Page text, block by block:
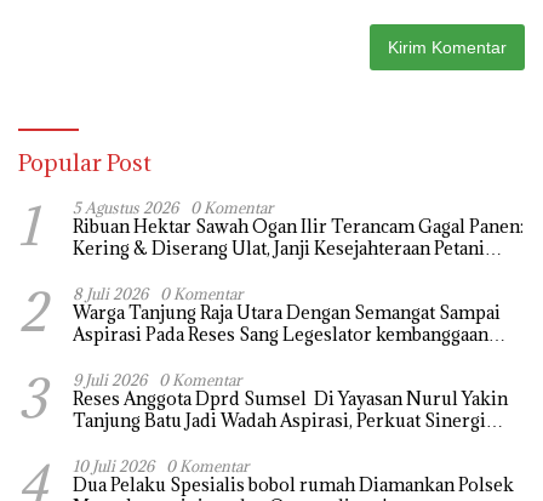
Popular Post
1 5 Agustus 2026 0 Komentar
Ribuan Hektar Sawah Ogan Ilir Terancam Gagal Panen:
Kering & Diserang Ulat, Janji Kesejahteraan Petani
2 8 Juli 2026 0 Komentar
Warga Tanjung Raja Utara Dengan Semangat Sampai
Aspirasi Pada Reses Sang Legeslator kembanggaan
Segera di realisaikan
3 9 Juli 2026 0 Komentar
Reses Anggota Dprd Sumsel Di Yayasan Nurul Yakin
Tanjung Batu Jadi Wadah Aspirasi, Perkuat Sinergi
4 10 Juli 2026 0 Komentar
Dua Pelaku Spesialis bobol rumah Diamankan Polsek